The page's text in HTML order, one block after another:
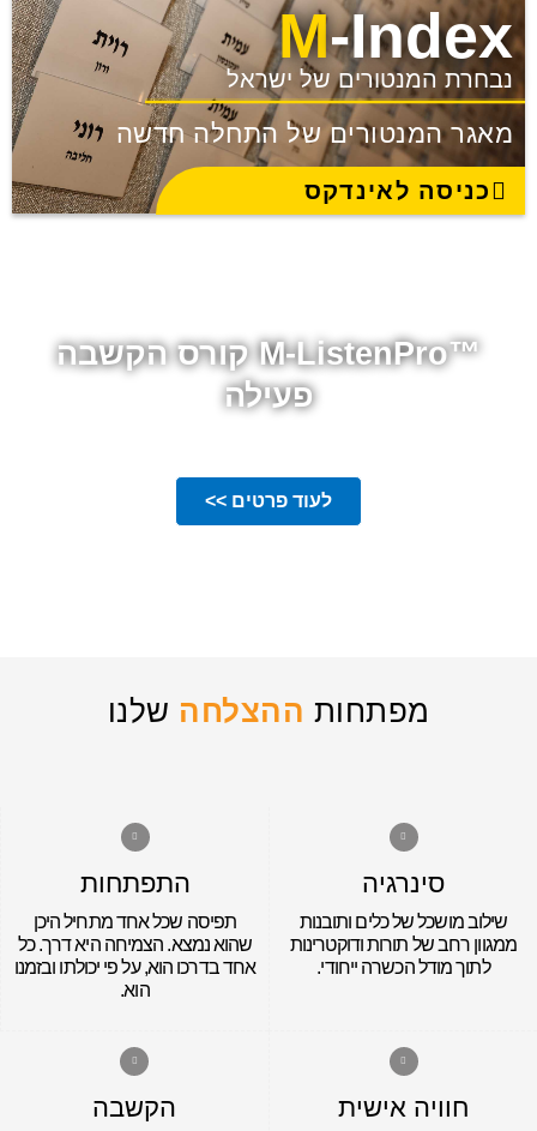
M-Index
נבחרת המנטורים של ישראל
מאגר המנטורים של התחלה חדשה
כניסה לאינדקס
™M-ListenPro קורס הקשבה
פעילה
לעוד פרטים >>
מפתחות ההצלחה שלנו
סינרגיה
שילוב מושכל של כלים ותובנות
ממגוון רחב של תורות ודוקטרינות
לתוך מודל הכשרה ייחודי.
התפתחות
תפיסה שכל אחד מתחיל היכן
שהוא נמצא. הצמיחה היא דרך. כל
אחד בדרכו הוא, על פי יכולתו ובזמנו
הוא.
חוויה אישית הקשבה